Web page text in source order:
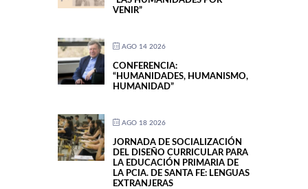
VENIR”
AGO 14 2026
CONFERENCIA:
“HUMANIDADES, HUMANISMO,
HUMANIDAD”
AGO 18 2026
JORNADA DE SOCIALIZACIÓN
DEL DISEÑO CURRICULAR PARA
LA EDUCACIÓN PRIMARIA DE
LA PCIA. DE SANTA FE: LENGUAS
EXTRANJERAS